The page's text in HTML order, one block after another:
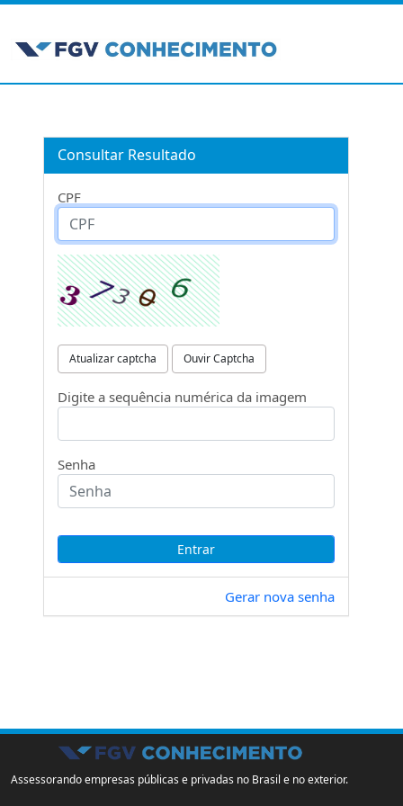
Consultar Resultado
CPF
Atualizar captcha Ouvir Captcha
Digite a sequência numérica da imagem
Senha
Gerar nova senha
Assessorando empresas públicas e privadas no Brasil e no exterior.